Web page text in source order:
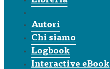
Autori
Chi siamo
Logbook
Interactive eBook